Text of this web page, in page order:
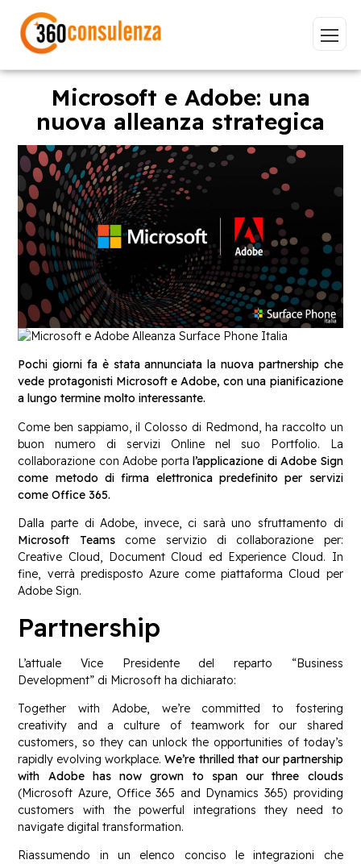
Vai
GDPR NIS2 Bandi ISO 27001
Sviluppo software BeeProd
Inizia a digitare per visualizzare le pagine consigliate.
Microsoft e Adobe: una
nuova alleanza strategica
Pochi giorni fa è stata annunciata la nuova partnership che
vede protagonisti Microsoft e Adobe, con una pianificazione
a lungo termine molto interessante.
Come ben sappiamo, il Colosso di Redmond, ha raccolto un
buon numero di servizi Online nel suo Portfolio. La
collaborazione con Adobe portal’applicazione di Adobe Sign
come metodo di firma elettronica predefinito per servizi
come Office 365.
Dalla parte di Adobe, invece, ci sarà uno sfruttamento di
Microsoft Teamscome servizio di collaborazione per:
Creative Cloud, Document Cloud ed Experience Cloud. In
fine, verrà predisposto Azure come piattaforma Cloud per
Adobe Sign.
Partnership
L’attuale Vice Presidente del reparto “Business
Development” di Microsoft ha dichiarato:
Together with Adobe, we’re committed to fostering
creativity and a culture of teamwork for our shared
customers, so they can unlock the opportunities of today’s
rapidly evolving workplace.We’re thrilled that our partnership
with Adobe has now grown to span our three clouds
(Microsoft Azure, Office 365 and Dynamics 365) providing
customers with the powerful integrations they need to
navigate digital transformation.
Riassumendo in un elenco conciso le integrazioni che